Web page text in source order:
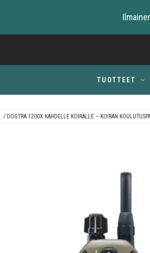
TUOTTEET
/ DOGTRA 1200X KAHDELLE KOIRALLE – KOIRAN